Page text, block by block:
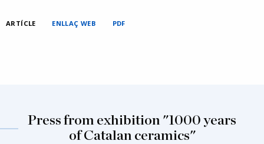
ARTÍCLE ENLLAÇ WEB PDF
Press from exhibition "1000 years
of Catalan ceramics"